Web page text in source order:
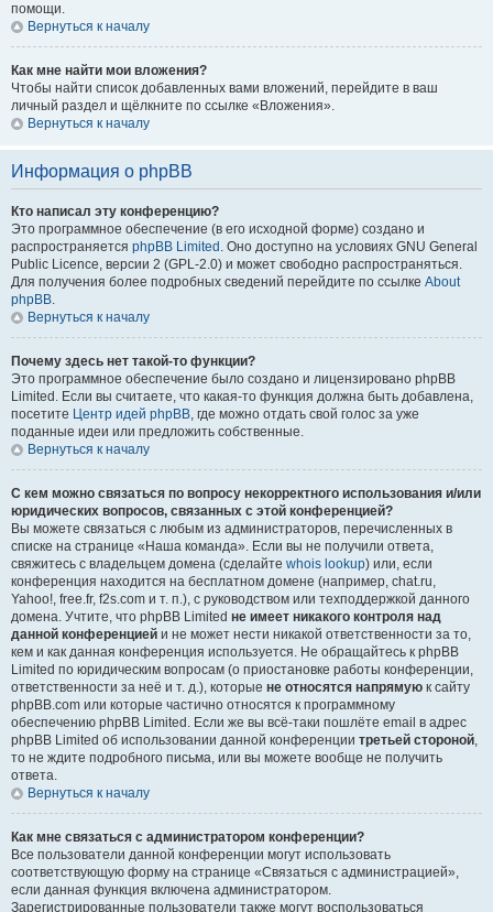
помощи.
Вернуться к началу
Как мне найти мои вложения?
Чтобы найти список добавленных вами вложений, перейдите в ваш
личный раздел и щёлкните по ссылке «Вложения».
Вернуться к началу
Информация о phpBB
Кто написал эту конференцию?
Это программное обеспечение (в его исходной форме) создано и
распространяется phpBB Limited . Оно доступно на условиях GNU General
Public Licence, версии 2 (GPL-2.0) и может свободно распространяться.
Для получения более подробных сведений перейдите по ссылке About
phpBB.
Вернуться к началу
Почему здесь нет такой-то функции?
Это программное обеспечение было создано и лицензировано phpBB
Limited. Если вы считаете, что какая-то функция должна быть добавлена,
посетите Центр идей phpBB, где можно отдать свой голос за уже
поданные идеи или предложить собственные.
Вернуться к началу
С кем можно связаться по вопросу некорректного использования и/или
юридических вопросов, связанных с этой конференцией?
Вы можете связаться с любым из администраторов, перечисленных в
списке на странице «Наша команда». Если вы не получили ответа,
свяжитесь с владельцем домена (сделайте whois lookup) или, если
конференция находится на бесплатном домене (например, chat.ru,
Yahoo!, free.fr, f2s.com и т. п.), с руководством или техподдержкой данного
домена. Учтите, что phpBB Limited не имеет никакого контроля над
данной конференцией и не может нести никакой ответственности за то,
кем и как данная конференция используется. Не обращайтесь к phpBB
Limited по юридическим вопросам (о приостановке работы конференции,
ответственности за неё и т. д.), которые не относятся напрямую к сайту
phpBB.com или которые частично относятся к программному
обеспечению phpBB Limited. Если же вы всё-таки пошлёте email в адрес
phpBB Limited об использовании данной конференции третьей стороной,
то не ждите подробного письма, или вы можете вообще не получить
ответа.
Вернуться к началу
Как мне связаться с администратором конференции?
Все пользователи данной конференции могут использовать
соответствующую форму на странице «Связаться с администрацией»,
если данная функция включена администратором.
Зарегистрированные пользователи также могут воспользоваться